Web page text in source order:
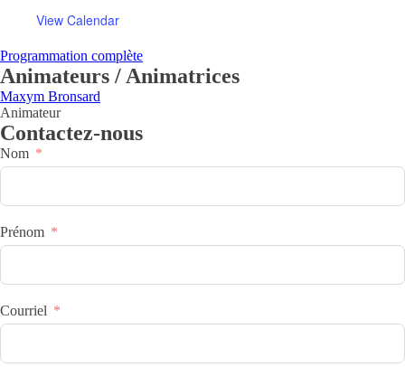
View Calendar
Programmation complète
Animateurs / Animatrices
Maxym Bronsard
Animateur
Contactez-nous
Nom
Prénom
Courriel